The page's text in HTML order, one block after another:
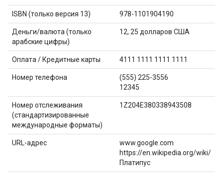
ISBN (только версия 13) 978-1101904190
Деньги/валюта (только
арабские цифры)
12, 25 долларов США
Оплата / Кредитные карты 4111 1111 1111 1111
Номер телефона
(555) 225-3556
12345
Номер отслеживания
(стандартизированные
международные форматы)
1Z204E380338943508
URL-адрес
www.google.com
https://en.wikipedia.org/wiki/
Платипус